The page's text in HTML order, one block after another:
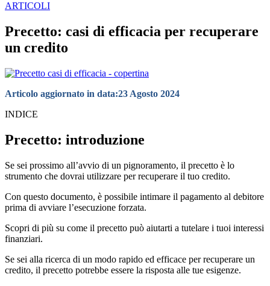
ARTICOLI
Precetto: casi di efficacia per recuperare
un credito
Articolo aggiornato in data:23 Agosto 2024
INDICE
Precetto: introduzione
Se sei prossimo all’avvio di un pignoramento, il precetto è lo
strumento che dovrai utilizzare per recuperare il tuo credito.
Con questo documento, è possibile intimare il pagamento al debitore
prima di avviare l’esecuzione forzata.
Scopri di più su come il precetto può aiutarti a tutelare i tuoi interessi
finanziari.
Se sei alla ricerca di un modo rapido ed efficace per recuperare un
credito, il precetto potrebbe essere la risposta alle tue esigenze.